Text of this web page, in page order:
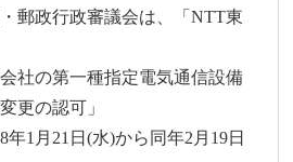
政行政審議会は、「NTT東
の第一種指定電気通信設備
更の認可」
1月21日(水)から同年2月19日